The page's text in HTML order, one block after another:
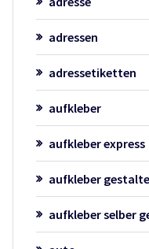
adressen
adressetiketten
aufkleber
aufkleber express
aufkleber
aufkleber selber